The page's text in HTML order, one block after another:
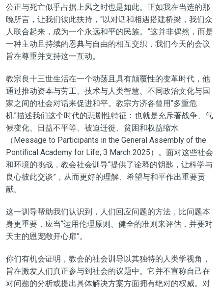
公正与死亡似乎占据上风之时也是如此。正如我在当选的那
晚所言， 让我们彼此扶持， “以对话和相遇搭建桥梁，我们众
人联合起来，成为一个永远和平的民族。 ”这并非偶然，而是
一种主动且持续的恩典与自由的相互交织 ，我们今天的会议
旨在尊重并支持这一互动。
教宗良十三世生活在一个动荡且具有颠覆性的变革时代，他
通过推动资本与劳工、技术与人类智慧、不同政治文化与国
家之间的社会对话来促进和平。教宗方济各曾用“多重危
机”描述我们这个时代的悲剧性特征：也就是充斥著战争、气
候变化、日益不平等、被迫迁徙、贫困和权益缩水
（Message to Participants in the General Assembly of the
Pontifical Academy for Life, 3 March 2025）。面对这些社会
和环境的挑战，教会社会训导“提供了诠释的钥匙，让科学与
良心彼此交谈”， 从而更好的理解、希望与和平作出重要贡
献。
这一训导帮助我们认识到，人们回应问题的方法，比问题本
身更重要， 应当“运用伦理原则、健全的准则来评估，并要对
天主的恩宠敞开心扉”。
你们有机会证明，教会的社会训导以其独特的人类学视角，
旨在激发人们真正参与到社会的议题中 。它并不宣称自己在
对问题的分析或提出具体解决方案方面拥有绝对的权威。对